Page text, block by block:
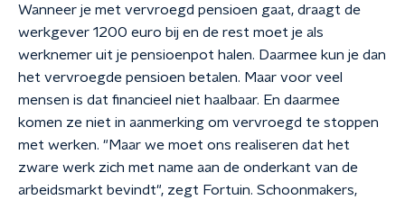
Wanneer je met vervroegd pensioen gaat, draagt de
werkgever 1200 euro bij en de rest moet je als
werknemer uit je pensioenpot halen. Daarmee kun je dan
het vervroegde pensioen betalen. Maar voor veel
mensen is dat financieel niet haalbaar. En daarmee
komen ze niet in aanmerking om vervroegd te stoppen
met werken. "Maar we moet ons realiseren dat het
zware werk zich met name aan de onderkant van de
arbeidsmarkt bevindt", zegt Fortuin. Schoonmakers,